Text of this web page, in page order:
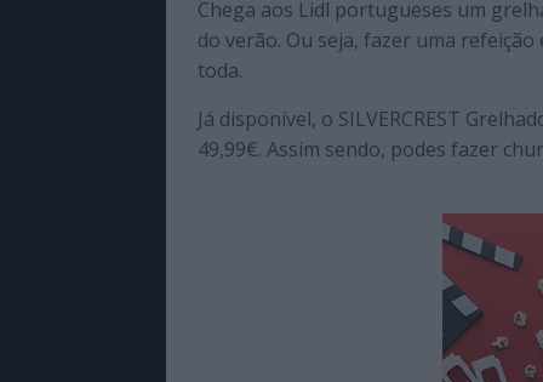
qualidade
com
na
cultura
Chega aos Lidl portugueses um
do verão. Ou seja, fazer uma
toda.
Já disponível, o SILVERCREST
49,99€. Assim sendo, podes fazer